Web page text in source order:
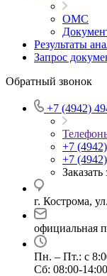
ОМС
Результаты
Запрос
Обратный звонок
+7 (4942)
+7
+7
г. Кострома,
официальная
Пн. – Пт.: с
Сб: 08:00-